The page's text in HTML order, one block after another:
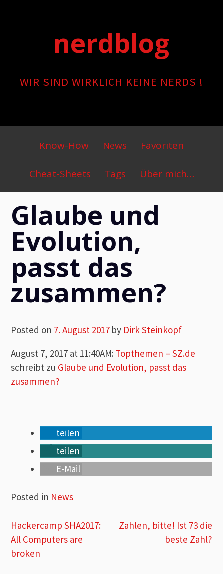
nerdblog
WIR SIND WIRKLICH KEINE NERDS !
Primary
Menu
Know-How News Favoriten
Cheat-Sheets Tags Über mich…
Glaube und
Evolution,
passt das
zusammen?
Posted on 7. August 2017 by Dirk Steinkopf
August 7, 2017 at 11:40AM: Topthemen – SZ.de
schreibt zu Glaube und Evolution, passt das
zusammen?
teilen
teilen
E-Mail
Posted in News
Beitragsnavigation
Hackercamp SHA2017:
All Computers are
broken
Zahlen, bitte! Ist 73 die
beste Zahl?